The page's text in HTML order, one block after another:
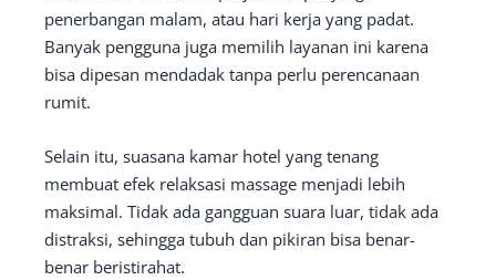
penerbangan malam, atau hari kerja yang padat.
Banyak pengguna juga memilih layanan ini karena
bisa dipesan mendadak tanpa perlu perencanaan
rumit.
Selain itu, suasana kamar hotel yang tenang
membuat efek relaksasi massage menjadi lebih
maksimal. Tidak ada gangguan suara luar, tidak ada
distraksi, sehingga tubuh dan pikiran bisa benar-
benar beristirahat.